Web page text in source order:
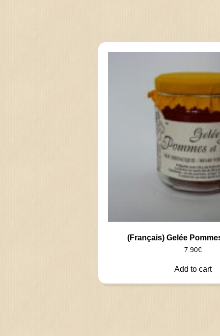
(Français) Gelée
7.90€
Add to cart